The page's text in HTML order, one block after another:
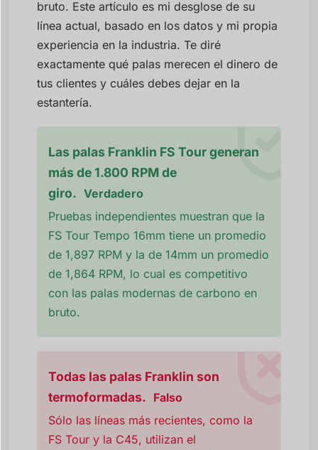
bruto. Este artículo es mi desglose de su
línea actual, basado en los datos y mi propia
experiencia en la industria. Te diré
exactamente qué palas merecen el dinero de
tus clientes y cuáles debes dejar en la
estantería.
Las palas Franklin FS Tour generan
más de 1.800 RPM de
giro. Verdadero
Pruebas independientes muestran que la
FS Tour Tempo 16mm tiene un promedio
de 1,897 RPM y la de 14mm un promedio
de 1,864 RPM, lo cual es competitivo
con las palas modernas de carbono en
bruto.
Todas las palas Franklin son
termoformadas. Falso
Sólo las líneas más recientes, como la
FS Tour y la C45, utilizan el